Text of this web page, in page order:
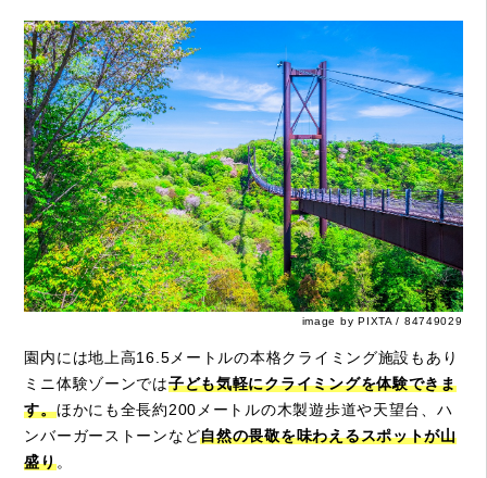
image by PIXTA / 84749029
園内には地上高16.5メートルの本格クライミング施設もあり
ミニ体験ゾーンでは子ども気軽にクライミングを体験できま
す。ほかにも全長約200メートルの木製遊歩道や天望台、ハ
ンバーガーストーンなど自然の畏敬を味わえるスポットが山
盛り。